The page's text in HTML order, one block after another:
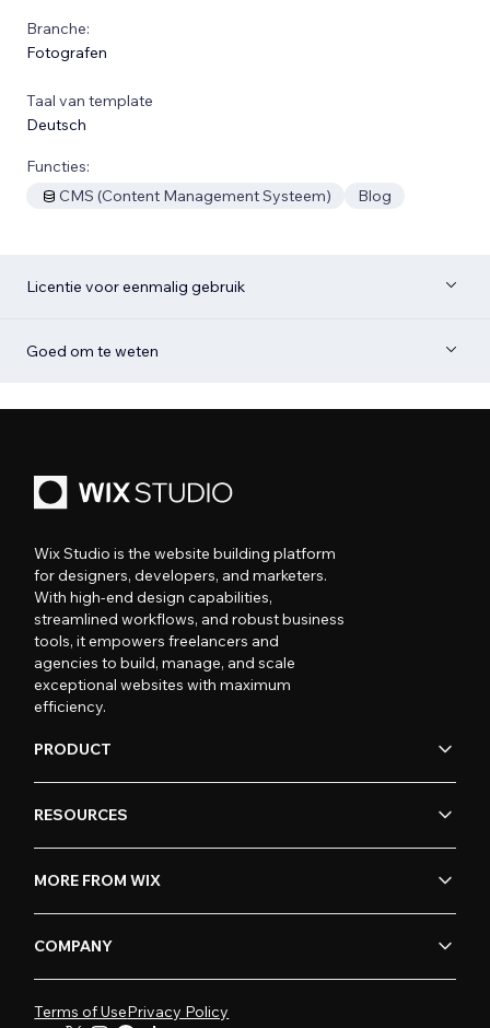
Branche:
Fotografen
Taal van template
Deutsch
Functies:
CMS (Content Management Systeem)
Blog
Licentie voor eenmalig gebruik
Goed om te weten
Wix Studio is the website building platform
for designers, developers, and marketers.
With high-end design capabilities,
streamlined workflows, and robust business
tools, it empowers freelancers and
agencies to build, manage, and scale
exceptional websites with maximum
efficiency.
PRODUCT
RESOURCES
MORE FROM WIX
COMPANY
Terms of UsePrivacy Policy